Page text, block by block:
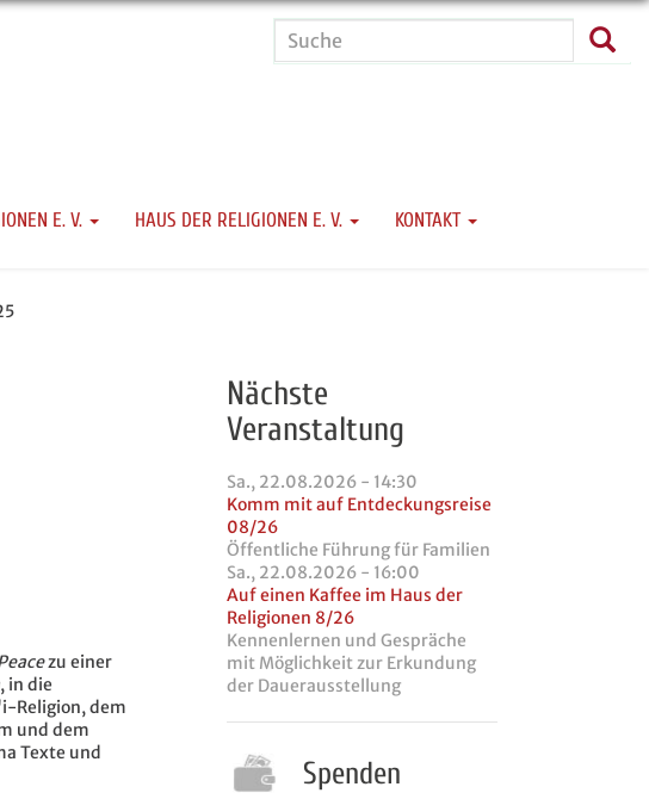
Suche
E. V. HAUS DER RELIGIONEN E. V. KONTAKT
zu einer
, in die
Religion, dem
und dem
Texte und
Nächste
Veranstaltung
Sa., 22.08.2026 - 14:30
Komm mit auf Entdeckungsreise
08/26
Öffentliche Führung für Familien
Sa., 22.08.2026 - 16:00
Auf einen Kaffee im Haus der
Religionen 8/26
Kennenlernen und Gespräche
mit Möglichkeit zur Erkundung
der Dauerausstellung
Spenden